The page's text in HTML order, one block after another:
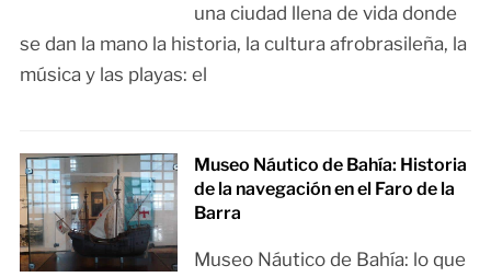
una ciudad llena de vida donde
se dan la mano la historia, la cultura afrobrasileña, la
música y las playas: el
Museo Náutico de Bahía: Historia
de la navegación en el Faro de la
Barra
Museo Náutico de Bahía: lo que